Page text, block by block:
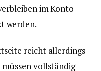
im Konto
werden.
reicht allerdings
müssen vollständig